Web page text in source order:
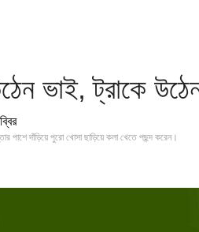
ভাই, ট্রাকে
পাশে দাঁড়িয়ে পুরো খোসা ছাড়িয়ে কলা খেতে পছন্দ করেন।